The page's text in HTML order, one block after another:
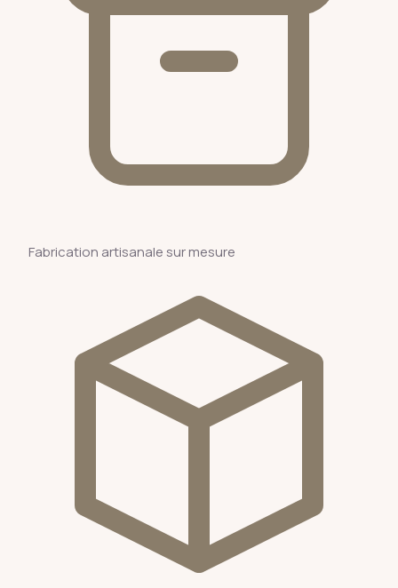
Fabrication artisanale sur mesure